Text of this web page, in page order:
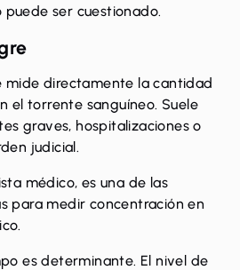
puede ser cuestionado.
mide directamente la cantidad
el torrente sanguíneo. Suele
graves, hospitalizaciones o
judicial.
médico, es una de las
para medir concentración en
es determinante. El nivel de